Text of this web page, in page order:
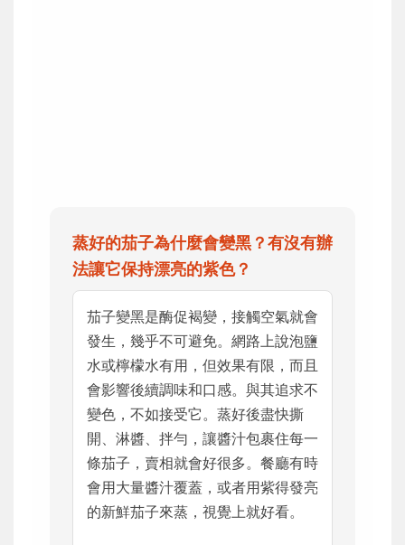
蒸好的茄子為什麼會變黑？有沒有辦
法讓它保持漂亮的紫色？
茄子變黑是酶促褐變，接觸空氣就會
發生，幾乎不可避免。網路上說泡鹽
水或檸檬水有用，但效果有限，而且
會影響後續調味和口感。與其追求不
變色，不如接受它。蒸好後盡快撕
開、淋醬、拌勻，讓醬汁包裹住每一
條茄子，賣相就會好很多。餐廳有時
會用大量醬汁覆蓋，或者用紫得發亮
的新鮮茄子來蒸，視覺上就好看。